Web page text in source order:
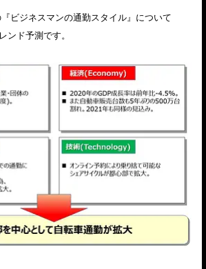
ビジネスマンの通勤スタイル』について
ンド予測です。